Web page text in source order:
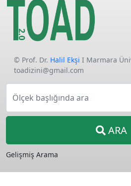
© Prof. Dr. Halil Ekşi I Marmara
toadizini@gmail.com
Ölçek başlığında ara
ARA
Gelişmiş Arama